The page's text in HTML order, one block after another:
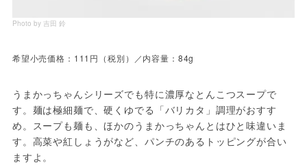
Photo by 吉田 鈴
希望小売価格：111円（税別）／内容量：84g
うまかっちゃんシリーズでも特に濃厚なとんこつスープで
す。麺は極細麺で、硬くゆでる「バリカタ」調理がおすす
め。スープも麺も、ほかのうまかっちゃんとはひと味違いま
す。高菜や紅しょうがなど、パンチのあるトッピングが合い
ますよ。